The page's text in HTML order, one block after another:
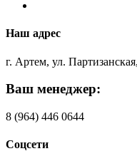
Наш адрес
г. Артем, ул.
Ваш менеджер:
8 (964) 446 0644
Соцсети